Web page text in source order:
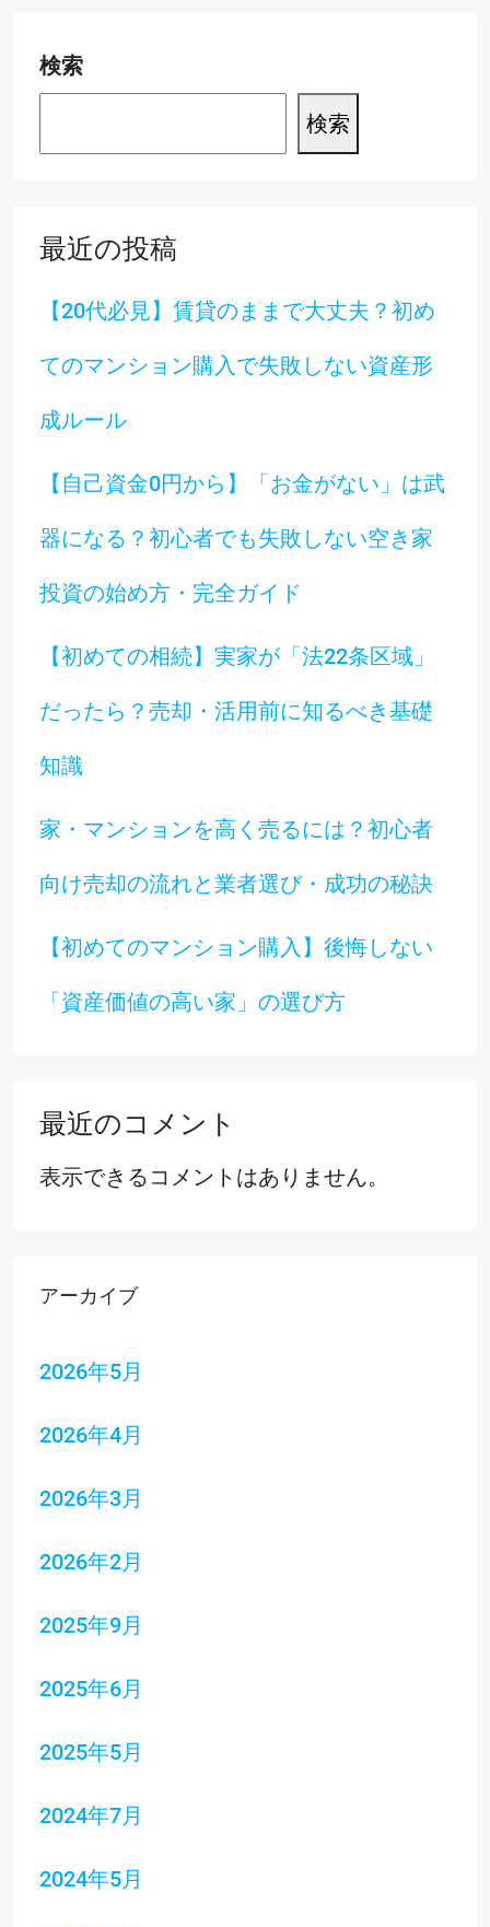
検索
検索
最近の投稿
【20代必見】賃貸のままで大丈夫？初め
てのマンション購入で失敗しない資産形
成ルール
【自己資金0円から】「お金がない」は武
器になる？初心者でも失敗しない空き家
投資の始め方・完全ガイド
【初めての相続】実家が「法22条区域」
だったら？売却・活用前に知るべき基礎
知識
家・マンションを高く売るには？初心者
向け売却の流れと業者選び・成功の秘訣
【初めてのマンション購入】後悔しない
「資産価値の高い家」の選び方
最近のコメント
表示できるコメントはありません。
アーカイブ
2026年5月
2026年4月
2026年3月
2026年2月
2025年9月
2025年6月
2025年5月
2024年7月
2024年5月